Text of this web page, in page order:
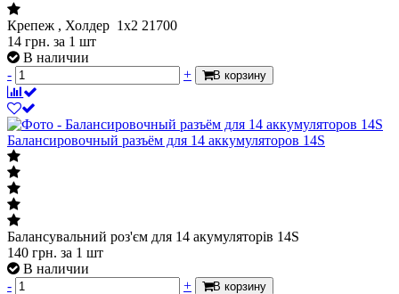
Крепеж , Холдер 1x2 21700
14 грн. за 1 шт
В наличии
-
+ В корзину
Балансировочный разъём для 14 аккумуляторов 14S
Балансувальний роз'єм для 14 акумуляторів 14S
140 грн. за 1 шт
В наличии
-
+ В корзину